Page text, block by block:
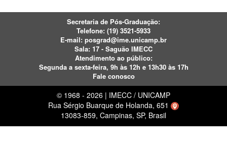
Secretaria de Pós-Graduação:
Telefone: (19) 3521-5933
E-mail: posgrad@ime.unicamp.br
Sala: 17 - Saguão IMECC
Atendimento ao público:
Segunda a sexta-feira, 9h às 12h e 13h30 às 17h
Fale conosco
© 1968 - 2026 | IMECC / UNICAMP
Rua Sérgio Buarque de Holanda, 651
13083-859, Campinas, SP, Brasil